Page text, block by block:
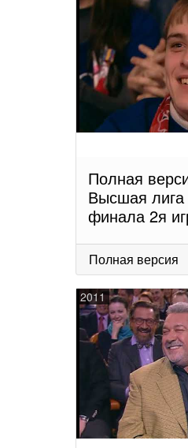
Полная
Высшая
финала 2я
Полная версия
2011